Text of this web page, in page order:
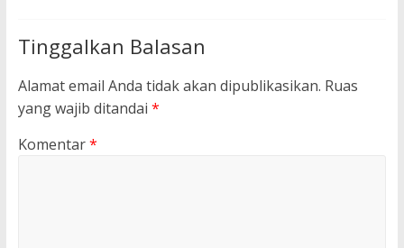
Tinggalkan Balasan
Alamat email Anda tidak akan dipublikasikan. Ruas
yang wajib ditandai *
Komentar*